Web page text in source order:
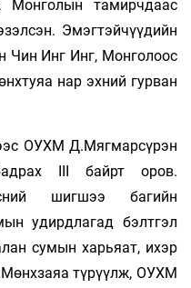
тамирчдаас
Эмэгтэйчүүдийн
Чин Инг Инг, Монголоос
нар эхний гурван
ОУХМ Д.Мягмарсүрэн
III байрт оров.
шигшээ багийн
удирдлагад бэлтгэл
сумын харьяат, ихэр
түрүүлж, ОУХМ